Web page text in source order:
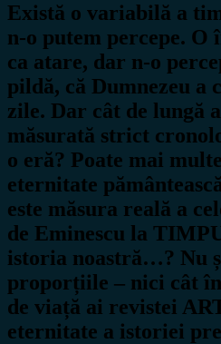
Există o variabilă a
n-o putem percepe. O
ca atare, dar n-o
pildă, că Dumnezeu a
zile. Dar cât de lungă
măsurată strict
o eră? Poate mai
eternitate
este măsura reală a
de Eminescu la
istoria noastră…? Nu
proporțiile – nici cât
de viață ai revistei
eternitate a istoriei